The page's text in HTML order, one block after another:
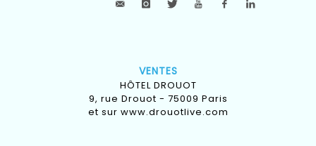
VENTES
HÔTEL DROUOT
9, rue Drouot - 75009 Paris
et sur www.drouotlive.com